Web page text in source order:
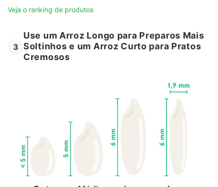
Veja o ranking de produtos
3
Use um Arroz Longo para Preparos Mais
Soltinhos e um Arroz Curto para Pratos
Cremosos